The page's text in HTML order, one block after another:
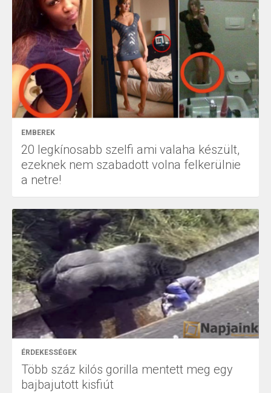
EMBEREK
20 legkínosabb szelfi ami valaha készült,
ezeknek nem szabadott volna felkerülnie
a netre!
ÉRDEKESSÉGEK
Több száz kilós gorilla mentett meg egy
bajbajutott kisfiút